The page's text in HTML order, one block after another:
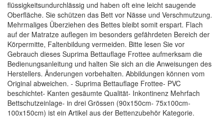
flüssigkeitsundurchlässig und haben oft eine leicht saugende
Oberfläche. Sie schützen das Bett vor Nässe und Verschmutzung.
Mehrmaliges Überziehen des Bettes bleibt somit erspart. Flach
auf der Matratze auflegen im besonders gefährdeten Bereich der
Körpermitte, Faltenbildung vermeiden. Bitte lesen Sie vor
Gebrauch dieses Suprima Bettauflage Frottee aufmerksam die
Bedienungsanleitung und halten Sie sich an die Anweisungen des
Herstellers. Änderungen vorbehalten. Abbildungen können vom
Original abweichen. - Suprima Bettauflage Frottee- PVC
beschichtet- Kanten gesäumte Qualität- Inkontinenz Mehrfach
Bettschutzeinlage- in drei Grössen (90x150cm- 75x100cm-
100x150cm) ist ein Artikel aus der Bettenzubehör Kategorie.